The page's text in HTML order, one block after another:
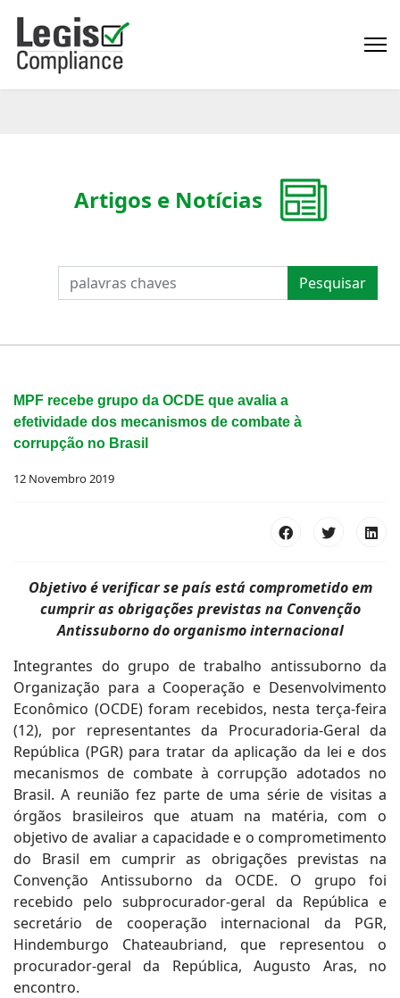
PESQUISAR Pesquisar
Artigos e Notícias
MPF recebe grupo da OCDE que avalia a
efetividade dos mecanismos de combate à
corrupção no Brasil
12 Novembro 2019
Objetivo é verificar se país está comprometido em
cumprir as obrigações previstas na Convenção
Antissuborno do organismo internacional
Integrantes do grupo de trabalho antissuborno da
Organização para a Cooperação e Desenvolvimento
Econômico (OCDE) foram recebidos, nesta terça-feira
(12), por representantes da Procuradoria-Geral da
República (PGR) para tratar da aplicação da lei e dos
mecanismos de combate à corrupção adotados no
Brasil. A reunião fez parte de uma série de visitas a
órgãos brasileiros que atuam na matéria, com o
objetivo de avaliar a capacidade e o comprometimento
do Brasil em cumprir as obrigações previstas na
Convenção Antissuborno da OCDE. O grupo foi
recebido pelo subprocurador-geral da República e
secretário de cooperação internacional da PGR,
Hindemburgo Chateaubriand, que representou o
procurador-geral da República, Augusto Aras, no
encontro.